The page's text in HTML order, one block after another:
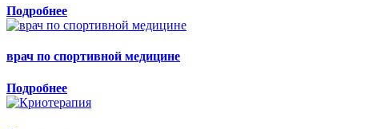
Подробнее
врач по спортивной медицине
Подробнее